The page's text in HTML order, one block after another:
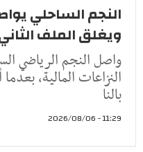
النجم الساحلي
ويغلق الملف
واصل النجم الرياضي
النزاعات المالية،
بالنا
11:29 - 2026/08/06